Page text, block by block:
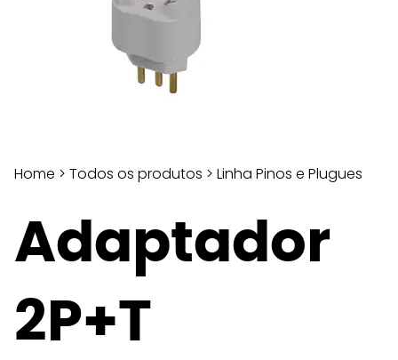
Home > Todos os produtos > Linha Pinos e Plugues
Adaptador
2P+T